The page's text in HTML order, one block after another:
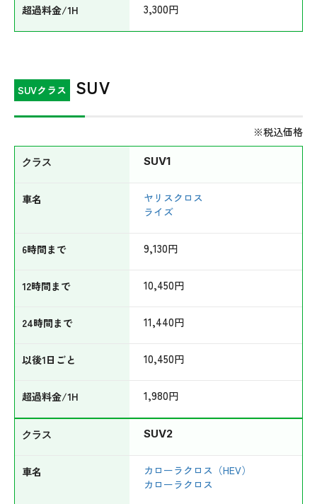
3,300円
SUVクラス SUV
※税込価格
SUV1
ヤリスクロス
ライズ
9,130円
10,450円
11,440円
10,450円
1,980円
SUV2
カローラクロス（HEV）
カローラクロス